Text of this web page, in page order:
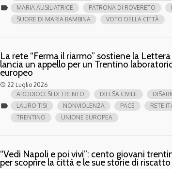
label
MARIA AUSILIATRICE
PATRONA DI ROVERETO
SUORE DI MARIA BAMBINA
VOTO DELLA CITTÀ
La rete “Ferma il riarmo” sostiene la
lancia un appello per un Trentino
europeo
access_time 22 Luglio 2026
label
ARCIDIOCESI DI TRENTO DIFESA CIVILE
LAURO TISI
NONVIOLENZA PACE RETE
TRENTINO
UNIONE EUROPEA
“Vedi Napoli e poi vivi”: cento giovani
per scoprire la città e le sue storie di riscatto